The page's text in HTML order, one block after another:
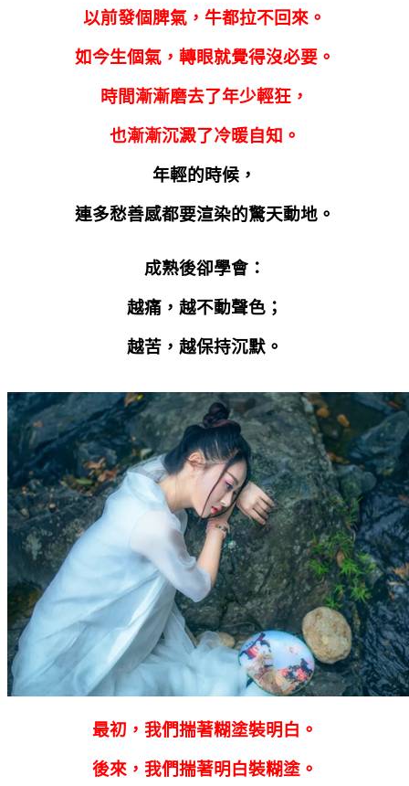
以前發個脾氣，牛都拉不回來。
如今生個氣，轉眼就覺得沒必要。
時間漸漸磨去了年少輕狂，
也漸漸沉澱了冷暖自知。
年輕的時候，
連多愁善感都要渲染的驚天動地。
成熟後卻學會：
越痛，越不動聲色；
越苦，越保持沉默。
最初，我們揣著糊塗裝明白。
後來，我們揣著明白裝糊塗。